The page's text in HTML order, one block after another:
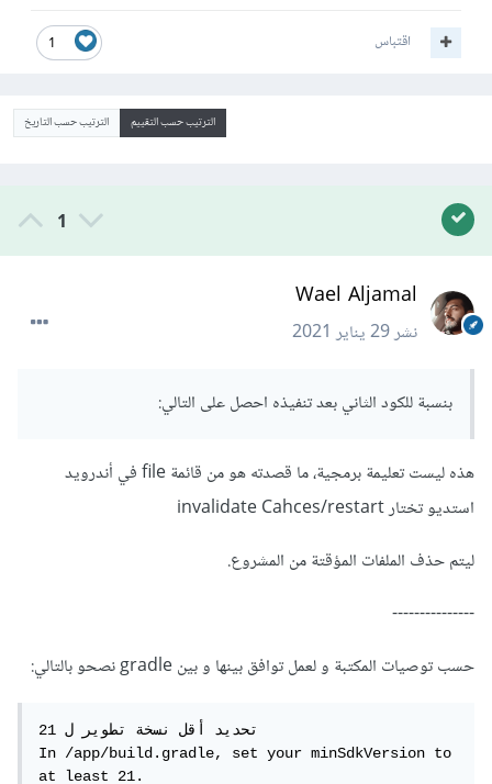
1 اقتباس
الترتيب حسب التقييم الترتيب حسب التاريخ
1
Wael Aljamal
نشر29 يناير 2021
بنسبة للكود الثاني بعد تنفيذه احصل على التالي:
هذه ليست تعليمة برمجية، ما قصدته هو من قائمة file في أندرويد
استديو تختار invalidate Cahces/restart
ليتم حذف الملفات المؤقتة من المشروع.
---------------
حسب توصيات المكتبة و لعمل توافق بينها و بين gradle نصحو بالتالي:
تحديد أقل نسخة تطوير ل 21
In /app/build.gradle, set your minSdkVersion to
at least 21.